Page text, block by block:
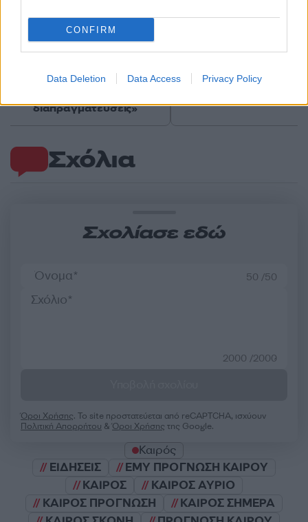
CONFIRM
Data Deletion Data Access Privacy Policy
Σχόλια
Σχολίασε εδώ
50 /50
2000 /2000
Όροι Χρήσης. Το site προστατεύεται από reCAPTCHA, ισχύουν
Πολιτική Απορρήτου &Όροι Χρήσης της Google.
Καιρός
ΕΙΔΗΣΕΙΣ
ΕΜΥ ΠΡΟΓΝΩΣΗ ΚΑΙΡΟΥ
ΚΑΙΡΟΣ
ΚΑΙΡΟΣ ΑΥΡΙΟ
ΚΑΙΡΟΣ ΠΡΟΓΝΩΣΗ
ΚΑΙΡΟΣ ΣΗΜΕΡΑ
Ορμούζ - «Ποτέ δεν θα
κάνουμε πίσω, είτε σε
διαπραγματεύσεις»